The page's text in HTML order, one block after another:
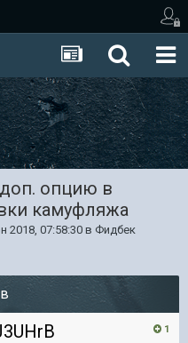
опцию в
камуфляжа
2018, 07:58:30 в Фидбек
1